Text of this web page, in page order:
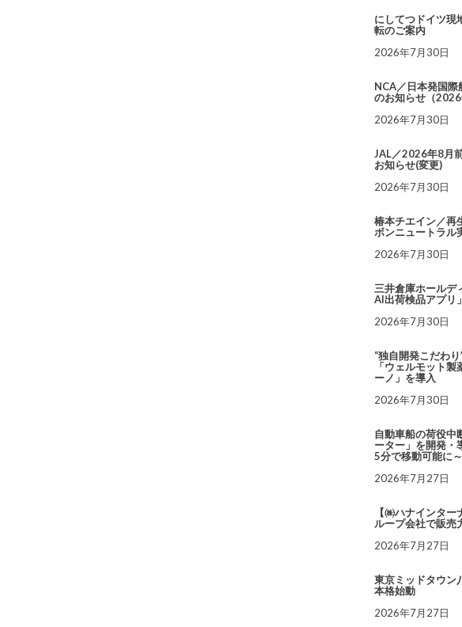
にしてつドイツ現
転のご案内
2026年7月30日
NCA／日本発国際
のお知らせ（
2026年7月30日
JAL／2026年8月
お知らせ(変更)
2026年7月30日
椿本チエイン／再
ボンニュートラル
2026年7月30日
三井倉庫ホールデ
AI出荷検品アプリ
2026年7月30日
“独自開発こだわ
「ウェルモット
ーノ」を導入
2026年7月30日
自動車船の荷役中
ーター」を開発・
5分で移動可能に～
2026年7月27日
【㈱ハナインタ
ループ会社で販売
2026年7月27日
東京ミッドタウン
本格始動
2026年7月27日